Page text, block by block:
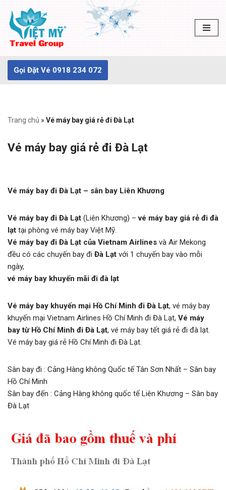
Chuyển
tới
dung
Gọi Đặt Vé 0918 234 072
Trang chủ » Vé máy bay giá rẻ đi Đà Lạt
Vé máy bay giá rẻ đi Đà Lạt
Vé máy bay đi Đà Lạt – sân bay Liên Khương
Vé máy bay đi Đà Lạt (Liên Khương) –vé máy bay giá rẻ đi đà
lạt tại phòng vé máy bay Việt Mỹ.
Vé máy bay đi Đà Lạt của Vietnam Airlines và Air Mekong
đều có các chuyến bay đi Đà Lạt với 1 chuyến bay vào mỗi
ngày,
vé máy bay khuyến mãi đi đà lạt
Vé máy bay khuyến mại Hồ Chí Minh đi Đà Lạt, vé máy bay
khuyến mại Vietnam Airlines Hồ Chí Minh đi Đà Lạt, Vé máy
bay từ Hồ Chí Minh đi Đà Lạt, vé máy bay tết giá rẻ đi đà lạt.
Vé máy bay giá rẻ Hồ Chí Minh đi Đà Lạt.
Sân bay đi : Cảng Hàng không Quốc tế Tân Sơn Nhất – Sân bay
Hồ Chí Minh
Sân bay đến : Cảng Hàng không quốc tế Liên Khương – Sân bay
Đà Lạt